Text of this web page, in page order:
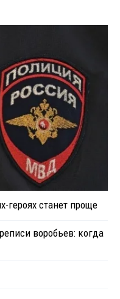
героях станет проще
воробьев: когда